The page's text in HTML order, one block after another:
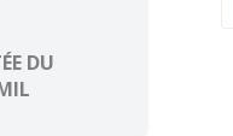
DU